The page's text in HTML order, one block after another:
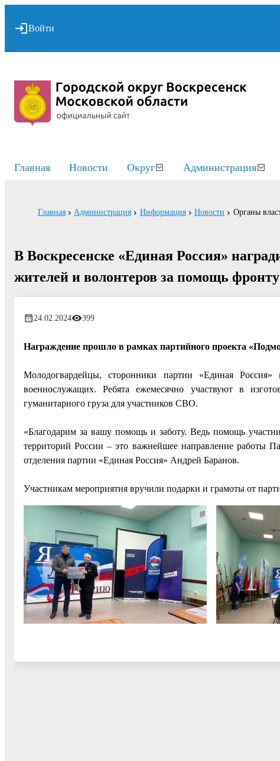
Войти
Главная Новости Округ Администрация
Главная Администрация Информация Новости Органы
В Воскресенске «Единая Россия»
жителей и волонтеров за помощь фронту
24.02.2024 399
Награждение прошло в рамках партийного проекта
Молодогвардейцы, сторонники партии «Единая
военнослужащих. Ребята ежемесячно участвуют в
гуманитарного груза для участников СВО.
«Благодарим за вашу помощь и заботу. Ведь помощь
территорий России – это важнейшее направление работы
отделения партии «Единая Россия» Андрей Баранов.
Участникам мероприятия вручили подарки и грамоты от